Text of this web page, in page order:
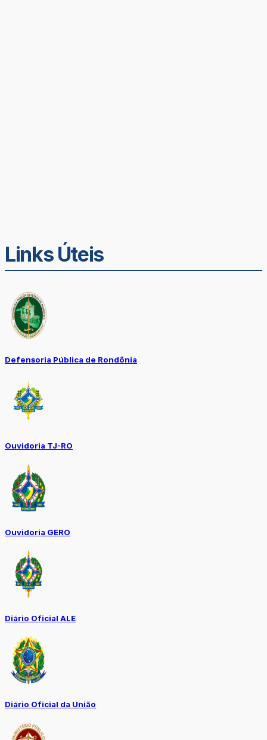
Links Úteis
Defensoria Pública de Rondônia
Ouvidoria TJ-RO
Ouvidoria GERO
Diário Oficial ALE
Diário Oficial da União